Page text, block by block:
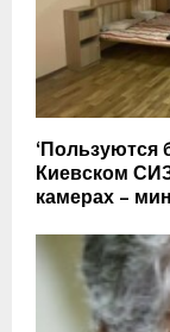
‘Пользуются
Киевском
камерах –